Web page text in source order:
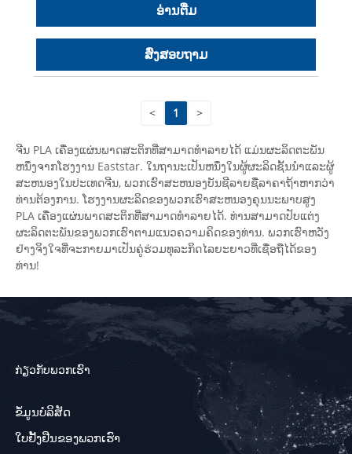
ອ່ານ​ຕື່ມ
ສົ່ງສອບຖາມ
< 1 >
ຈີນ PLA ເຄື່ອງແຜ່ນພາດສະຕິກທີ່ສາມາດທໍາລາຍໄດ້ ແມ່ນຜະລິດຕະພັນ
ຫນຶ່ງຈາກໂຮງງານ Eaststar. ໃນຖານະເປັນຫນຶ່ງໃນຜູ້ຜະລິດຊັ້ນນໍາແລະຜູ້
ສະຫນອງໃນປະເທດຈີນ, ພວກເຮົາສະຫນອງບັນຊີລາຍຊື່ລາຄາຖ້າຫາກວ່າ
ທ່ານຕ້ອງການ. ໂຮງງານຜະລິດຂອງພວກເຮົາສະຫນອງຄຸນນະພາບສູງ
PLA ເຄື່ອງແຜ່ນພາດສະຕິກທີ່ສາມາດທໍາລາຍໄດ້. ທ່ານສາມາດປັບແຕ່ງ
ຜະລິດຕະພັນຂອງພວກເຮົາຕາມແນວຄວາມຄິດຂອງທ່ານ. ພວກເຮົາຫວັງ
ຢ່າງຈິງໃຈທີ່ຈະກາຍມາເປັນຄູ່ຮ່ວມທຸລະກິດໄລຍະຍາວທີ່ເຊື່ອຖືໄດ້ຂອງ
ທ່ານ!
ກ່ຽວກັບພວກເຮົາ
ຂໍ້ມູນບໍລິສັດ
ໃບຢັ້ງຢືນຂອງພວກເຮົາ